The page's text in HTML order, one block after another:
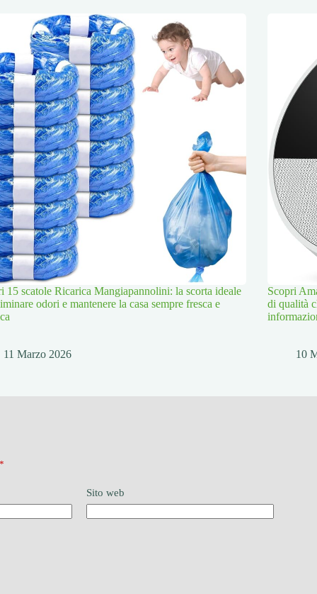
15 scatole Ricarica Mangiapannolini: la scorta ideale
odori e mantenere la casa sempre fresca e
11 Marzo 2026
Scopri
di qualità
10
*
Sito web